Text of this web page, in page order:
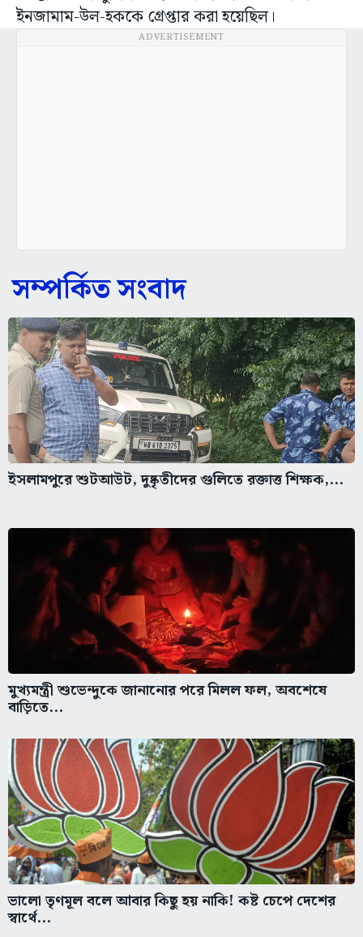
ইনজামাম-উল-হককে গ্রেপ্তার করা হয়েছিল।
ADVERTISEMENT
সম্পর্কিত সংবাদ
ইসলামপুরে শুটআউট, দুষ্কৃতীদের গুলিতে রক্তাত্ত শিক্ষক,...
মুখ্যমন্ত্রী শুভেন্দুকে জানানোর পরে মিলল ফল, অবশেষে
বাড়িতে...
ভালো তৃণমূল বলে আবার কিছু হয় নাকি! কষ্ট চেপে দেশের
স্বার্থে...